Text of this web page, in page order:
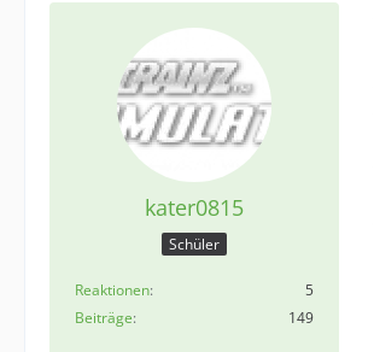
kater0815
Schüler
Reaktionen
5
Beiträge
149